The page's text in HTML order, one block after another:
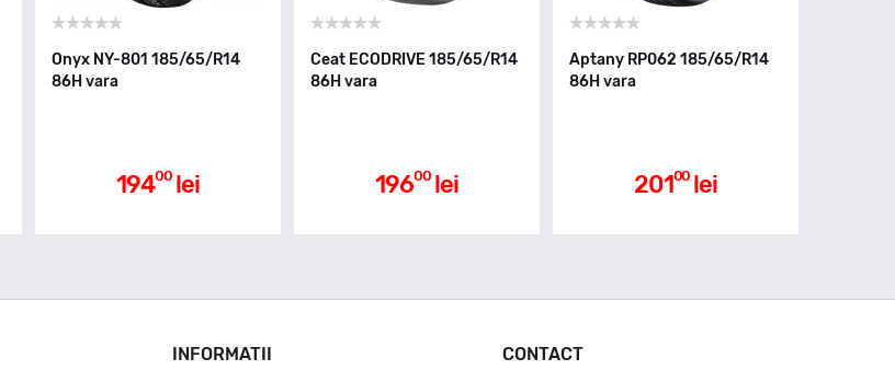
Onyx NY-801 185/65/R14
86H vara
19400 lei
Ceat ECODRIVE 185/65/R14
86H vara
19600 lei
Aptany RP062 185/65/R14
86H vara
20100 lei
INFORMATII CONTACT